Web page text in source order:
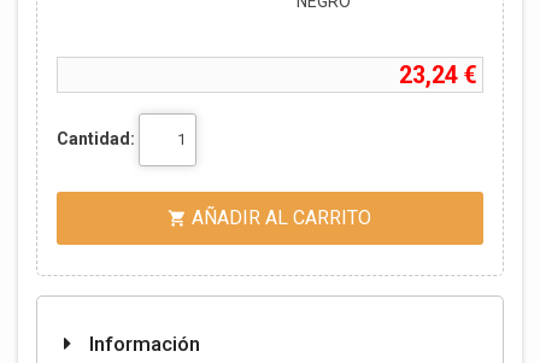
23,24 €
Cantidad:
 AÑADIR AL CARRITO
Información